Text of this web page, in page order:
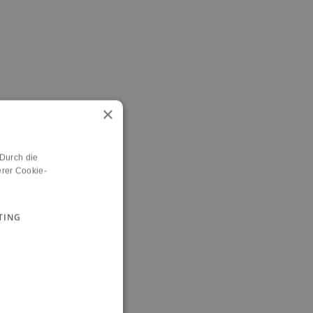
×
die
Cookie-